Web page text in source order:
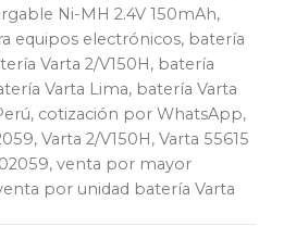
Ni-MH 2.4V 150mAh,
equipos electrónicos, batería
Varta 2/V150H, batería
Varta Lima, batería Varta
, cotización por WhatsApp,
, Varta 2/V150H, Varta 55615
, venta por mayor
por unidad batería Varta